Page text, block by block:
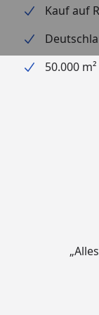
Balkon oder
Ihre eigene
Features und
inklusive
inklusive
Maße: ca.
Kauf auf
50.000